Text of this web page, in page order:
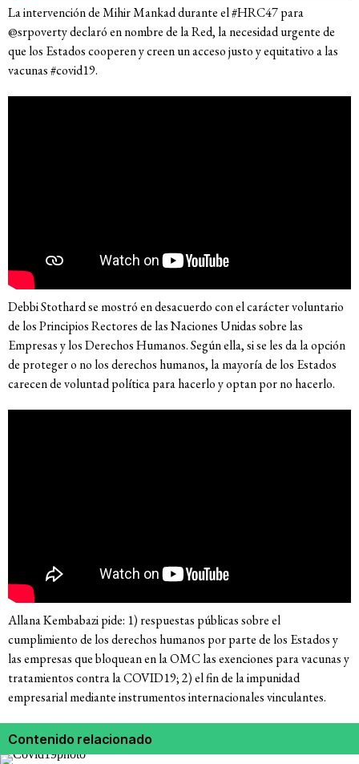
La intervención de Mihir Mankad durante el #HRC47 para
@srpoverty declaró en nombre de la Red, la necesidad urgente de
que los Estados cooperen y creen un acceso justo y equitativo a las
vacunas #covid19.
Debbi Stothard se mostró en desacuerdo con el carácter voluntario
de los Principios Rectores de las Naciones Unidas sobre las
Empresas y los Derechos Humanos. Según ella, si se les da la opción
de proteger o no los derechos humanos, la mayoría de los Estados
carecen de voluntad política para hacerlo y optan por no hacerlo.
Allana Kembabazi pide: 1) respuestas públicas sobre el
cumplimiento de los derechos humanos por parte de los Estados y
las empresas que bloquean en la OMC las exenciones para vacunas y
tratamientos contra la COVID19; 2) el fin de la impunidad
empresarial mediante instrumentos internacionales vinculantes.
Contenido relacionado